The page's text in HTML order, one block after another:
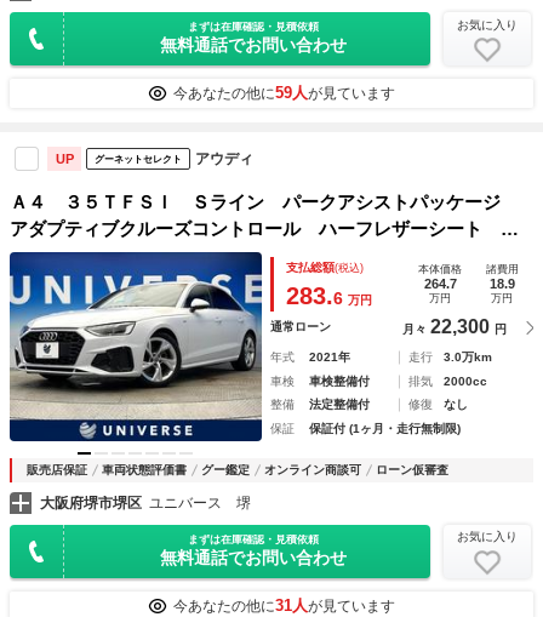
まずは在庫確認・見積依頼
無料通話でお問い合わせ
お気に入り
今あなたの他に59人が見ています
UP グーネットセレクト アウディ
Ａ４ ３５ＴＦＳＩ Ｓライン パークアシストパッケージ
アダプティブクルーズコントロール ハーフレザーシート 前
席パワーシート 前席シートヒーター マルチカラーアンビエ
ントライト バーチャルコックピット ＬＥＤヘッドライト
禁煙車
支払総額(税込)
283.6 万円
本体価格
264.7
万円
諸費用
18.9
万円
通常ローン 月々 22,300 円
年式 2021年 走行
3.0万km
車検
車検整備付 排気
2000cc
整備
法定整備付 修復
なし
保証
保証付 (1ヶ月・走行無制限)
販売店保証 車両状態評価書 グー鑑定 オンライン商談可 ローン仮審査
大阪府堺市堺区 ユニバース 堺
まずは在庫確認・見積依頼
無料通話でお問い合わせ
お気に入り
今あなたの他に31人が見ています